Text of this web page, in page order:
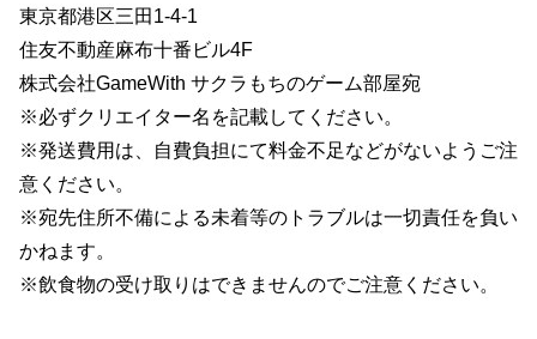
東京都港区三田1-4-1
住友不動産麻布十番ビル4F
株式会社GameWith サクラもちのゲーム部屋宛
※必ずクリエイター名を記載してください。
※発送費用は、自費負担にて料金不足などがないようご注
意ください。
※宛先住所不備による未着等のトラブルは一切責任を負い
かねます。
※飲食物の受け取りはできませんのでご注意ください。